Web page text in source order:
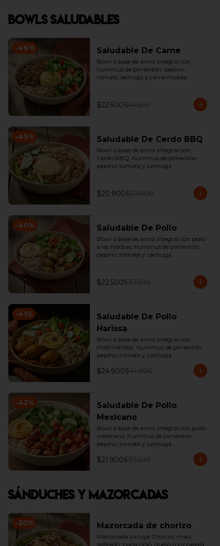
Bowls Saludables
-46% Saludable De Carne
Bowl a base de arroz integral con
hummus de pimentón, pepino,
tomate, lechuga y carne molida.
$22.500$41.500
-45% Saludable De Cerdo BBQ
Bowl a base de arroz integral con
Cerdo BBQ, hummus de pimentón,
pepino, tomate y Lechuga.
$20.900$37.900
-40% Saludable De Pollo
Bowl a base de arroz integral con pollo
a las hierbas, hummus de pimentón,
pepino, tomate y Lechuga.
$22.500$37.500
-41%
Saludable De Pollo
Harissa
Bowl a base de arroz integral con
Pollo Harissa,  hummus de pimentón,
pepino, tomate y Lechuga.
$24.900$41.900
-42%
Saludable De Pollo
Mexicano
Bowl a base de arroz integral con pollo
mexicano, hummus de pimentón,
pepino, tomate y Lechuga.
$21.900$37.500
Sánduches y Mazorcadas
-30% Mazorcada de chorizo
Mazorcada incluye Chorizo, maíz
salteado, papa ripio, queso mozzarella,